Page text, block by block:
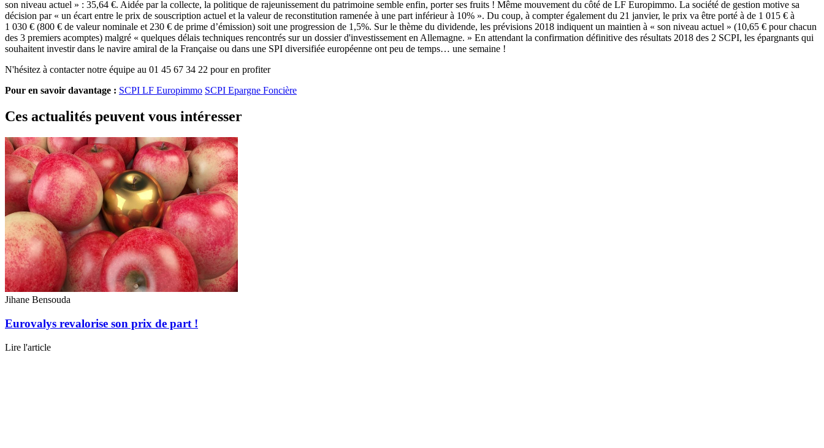
son niveau actuel » : 35,64 €. Aidée par la collecte, la politique de rajeunissement du patrimoine semble enfin, porter ses fruits ! Même mouvement du côté de LF Europimmo. La société de gestion motive sa
décision par « un écart entre le prix de souscription actuel et la valeur de reconstitution ramenée à une part inférieur à 10% ». Du coup, à compter également du 21 janvier, le prix va être porté à de 1 015 € à
1 030 € (800 € de valeur nominale et 230 € de prime d’émission) soit une progression de 1,5%. Sur le thème du dividende, les prévisions 2018 indiquent un maintien à « son niveau actuel » (10,65 € pour chacun
des 3 premiers acomptes) malgré « quelques délais techniques rencontrés sur un dossier d'investissement en Allemagne. » En attendant la confirmation définitive des résultats 2018 des 2 SCPI, les épargnants qui
souhaitent investir dans le navire amiral de la Française ou dans une SPI diversifiée européenne ont peu de temps… une semaine !
N'hésitez à contacter notre équipe au 01 45 67 34 22 pour en profiter
Pour en savoir davantage : SCPI LF Europimmo SCPI Epargne Foncière
Ces actualités peuvent vous intéresser
Jihane Bensouda
Eurovalys revalorise son prix de part !
Lire l'article